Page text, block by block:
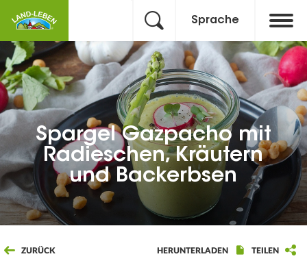
Sprache
Spargel Gazpacho mit
Radieschen, Kräutern
und Backerbsen
ZURÜCK HERUNTERLADEN TEILEN